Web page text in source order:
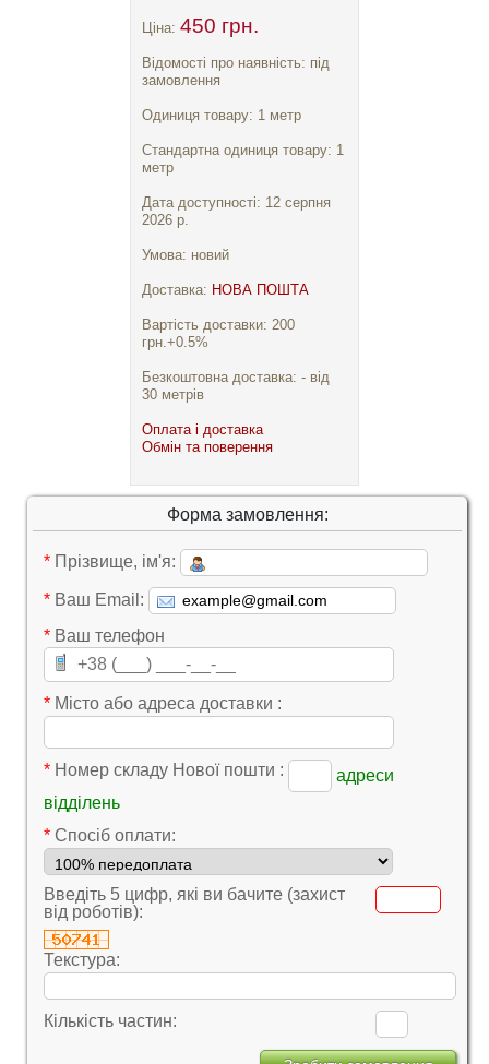
Ціна: 450 грн.
Відомості про наявність: під
замовлення
Одиниця товару: 1 метр
Стандартна одиниця товару: 1
метр
Дата доступності: 12 серпня
2026 р.
Умова: новий
Доставка: НОВА ПОШТА
Вартість доставки: 200
грн.+0.5%
Безкоштовна доставка: - від
30 метрів
Оплата і доставка
Обмін та поверення
Форма замовлення:
* Прізвище, ім'я:
* Ваш Email:
* Ваш телефон
* Місто або адреса доставки :
* Номер складу Нової пошти :
адреси
відділень
* Cпосіб оплати:
Введіть 5 цифр, які ви бачите (захист
від роботів):
Текстура:
Кількість частин: